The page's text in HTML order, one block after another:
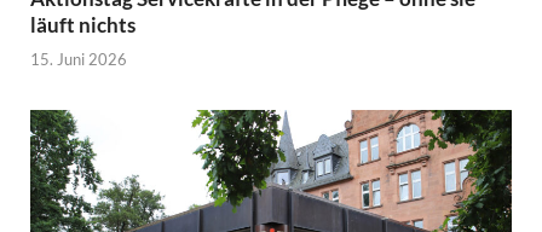
läuft nichts
15. Juni 2026